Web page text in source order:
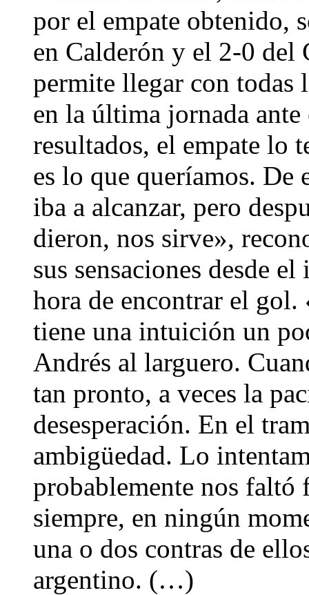
por el empate obtenido,
en Calderón y el 2-0 del
permite llegar con todas
en la última jornada
resultados, el empate lo
es lo que queríamos. De
iba a alcanzar, pero
dieron, nos sirve»,
sus sensaciones desde
hora de encontrar el gol.
tiene una intuición un
Andrés al larguero.
tan pronto, a veces la
desesperación. En el
ambigüedad. Lo
probablemente nos
siempre, en ningún
una o dos contras de
argentino. (…)